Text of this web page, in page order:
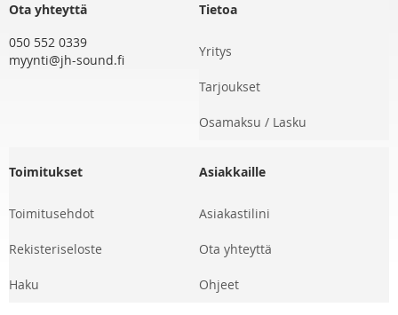
Ota yhteyttä
050 552 0339
myynti@jh-sound.fi
Tietoa
Yritys
Tarjoukset
Osamaksu / Lasku
Toimitukset
Toimitusehdot
Rekisteriseloste
Haku
Asiakkaille
Asiakastilini
Ota yhteyttä
Ohjeet